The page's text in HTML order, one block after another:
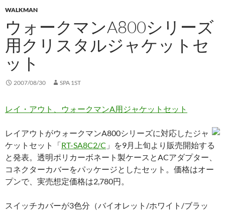
WALKMAN
ウォークマンA800シリーズ
用クリスタルジャケットセ
ット
2007/08/30 SPA 1ST
レイ・アウト、ウォークマンA用ジャケットセット
レイアウトがウォークマンA800シリーズに対応したジャ
ケットセット「RT-SA8C2/C 」を9月上旬より販売開始する
と発表。透明ポリカーボネート製ケースとACアダプター、
コネクターカバーをパッケージとしたセット。価格はオー
プンで、実売想定価格は2,780円。
スイッチカバーが3色分（バイオレット/ホワイト/ブラッ